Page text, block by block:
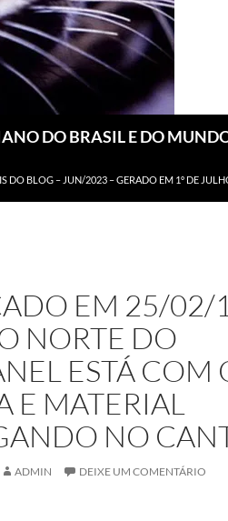
DO BRASIL E DO
DO BLOG – JUN/2023 – GERADO EM 1º DE
EM 25/02/
NORTE DO
ESTÁ COM
E MATERIAL
NO
ADMIN DEIXE UM COMENTÁRIO